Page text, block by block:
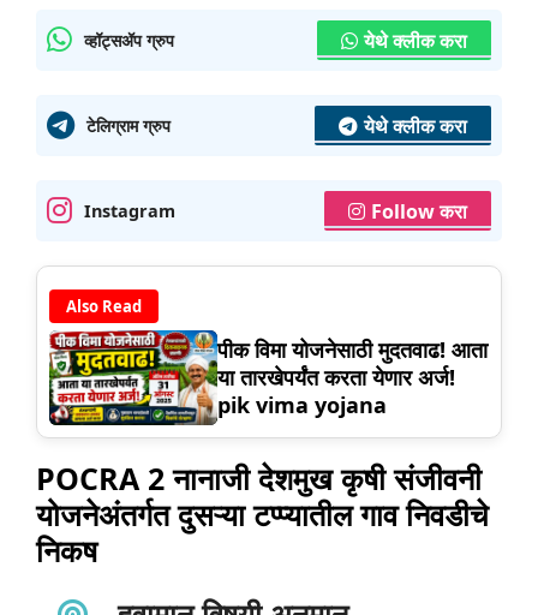
व्हॉट्सॲप ग्रुप येथे क्लीक करा
टेलिग्राम ग्रुप येथे क्लीक करा
Instagram Follow करा
Also Read
पीक विमा योजनेसाठी मुदतवाढ! आता
या तारखेपर्यंत करता येणार अर्ज!
pik vima yojana
POCRA 2 नानाजी देशमुख कृषी संजीवनी
योजनेअंतर्गत दुसऱ्या टप्प्यातील गाव निवडीचे
निकष